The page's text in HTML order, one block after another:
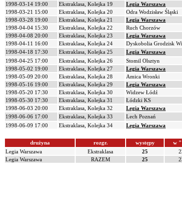
1998-03-14 19:00
Ekstraklasa, Kolejka 19 Legia Warszawa
1998-03-21 15:00
Ekstraklasa, Kolejka 20 Odra Wodzisław Śląski
1998-03-28 19:00
Ekstraklasa, Kolejka 21 Legia Warszawa
1998-04-04 15:30
Ekstraklasa, Kolejka 22 Ruch Chorzów
1998-04-08 20:00
Ekstraklasa, Kolejka 23 Legia Warszawa
1998-04-11 16:00
Ekstraklasa, Kolejka 24 Dyskobolia Grodzisk
1998-04-18 17:30
Ekstraklasa, Kolejka 25 Legia Warszawa
1998-04-25 17:00
Ekstraklasa, Kolejka 26 Stomil Olsztyn
1998-05-02 19:00
Ekstraklasa, Kolejka 27 Legia Warszawa
1998-05-09 20:00
Ekstraklasa, Kolejka 28 Amica Wronki
1998-05-16 19:00
Ekstraklasa, Kolejka 29 Legia Warszawa
1998-05-20 17:30
Ekstraklasa, Kolejka 30 Widzew Łódź
1998-05-30 17:30
Ekstraklasa, Kolejka 31 Łódzki KS
1998-06-03 20:00
Ekstraklasa, Kolejka 32 Legia Warszawa
1998-06-06 17:00
Ekstraklasa, Kolejka 33 Lech Poznań
1998-06-09 17:00
Ekstraklasa, Kolejka 34 Legia Warszawa
drużyna rozgr. występy w
Legia Warszawa
Ekstraklasa 25
Legia Warszawa
RAZEM 25